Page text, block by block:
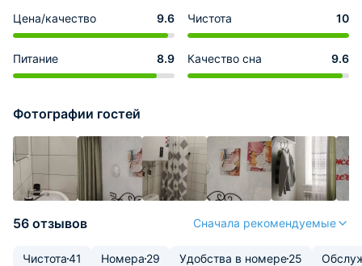
Цена/качество 9.6 Чистота 10
Питание 8.9 Качество сна 9.6
Фотографии гостей
56 отзывов Сначала рекомендуемые
Чистота41 Номера 29 Удобства в номере25